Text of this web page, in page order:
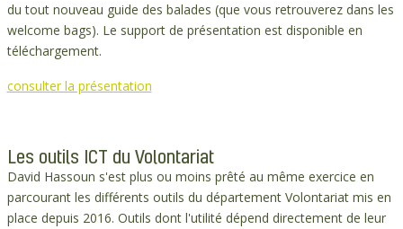
du tout nouveau guide des balades (que vous retrouverez dans les
welcome bags). Le support de présentation est disponible en
téléchargement.
consulter la présentation
Les outils ICT du Volontariat
David Hassoun s'est plus ou moins prêté au même exercice en
parcourant les différents outils du département Volontariat mis en
place depuis 2016. Outils dont l'utilité dépend directement de leur